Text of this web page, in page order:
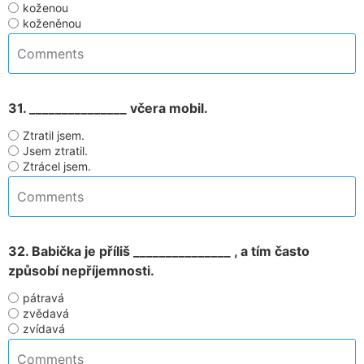
koženou
koženěnou
31. _______________ včera mobil.
Ztratil jsem.
Jsem ztratil.
Ztrácel jsem.
32. Babička je příliš _______________ , a tím často
způsobí nepříjemnosti.
pátravá
zvědavá
zvídavá